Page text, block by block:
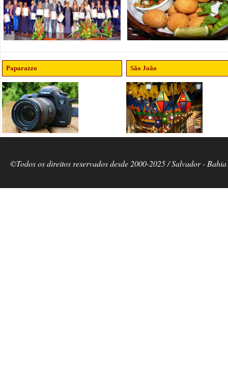
Paparazzo São João
©Todos os direitos reservados desde 2000-2025 / Salvador -